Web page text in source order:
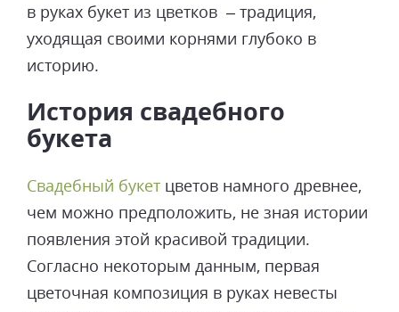
в руках букет из цветков – традиция,
уходящая своими корнями глубоко в
историю.
История свадебного
букета
Свадебный букет цветов намного древнее,
чем можно предположить, не зная истории
появления этой красивой традиции.
Согласно некоторым данным, первая
цветочная композиция в руках невесты